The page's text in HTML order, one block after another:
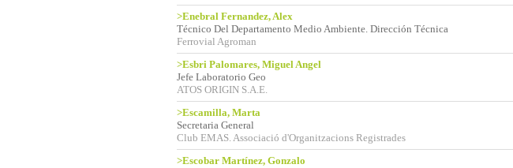
>Enebral Fernandez, Alex
Técnico Del Departamento Medio Ambiente. Dirección Técnica
Ferrovial Agroman
>Esbri Palomares, Miguel Angel
Jefe Laboratorio Geo
ATOS ORIGIN S.A.E.
>Escamilla, Marta
Secretaria General
Club EMAS. Associació d'Organitzacions Registrades
>Escobar Martínez, Gonzalo